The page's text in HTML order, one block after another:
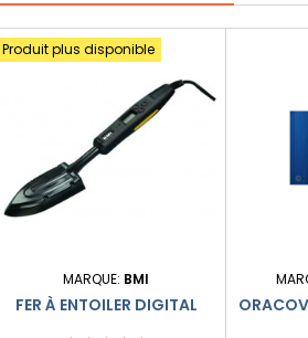
Produit plus disponible
MARQUE: BMI
FER À ENTOILER DIGITAL